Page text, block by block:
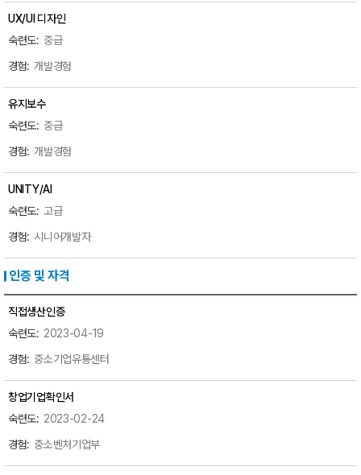
UX/UI 디자인
중급
개발경험
유지보수
중급
개발경험
UNITY/AI
고급
시니어개발자
인증 및 자격
직접생산인증
2023-04-19
중소기업유통센터
창업기업확인서
2023-02-24
중소벤처기업부